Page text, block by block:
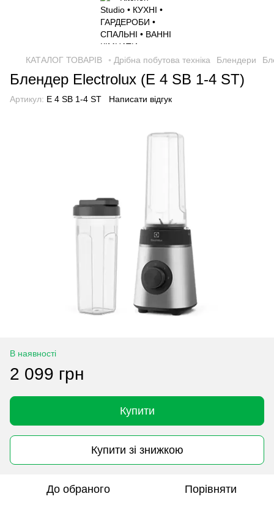
КАТАЛОГ ТОВАРІВ ◦ Дрібна побутова техніка Блендери
Блендер Electrolux (E 4 SB 1-4 ST)
Артикул: E 4 SB 1-4 ST Написати відгук
В наявності
2 099 грн
Купити
Купити зі знижкою
До обраного Порівняти